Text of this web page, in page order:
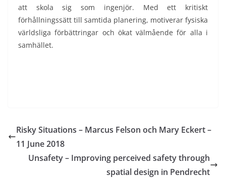
att skola sig som ingenjör. Med ett kritiskt
förhållningssätt till samtida planering, motiverar fysiska
världsliga förbättringar och ökat välmående för alla i
samhället.
Risky Situations – Marcus Felson och Mary Eckert –
11 June 2018
Unsafety – Improving perceived safety through
spatial design in Pendrecht